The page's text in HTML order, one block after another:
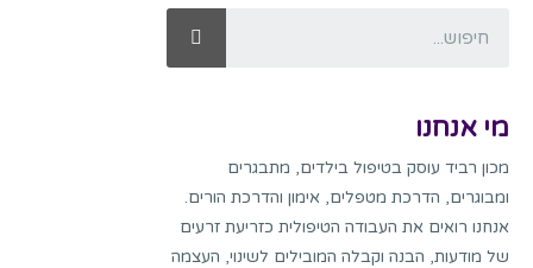
מי אנחנו
מכון רביד עוסק בטיפול בילדים, מתבגרים
ומבוגרים, הדרכת מטפלים, אימון והדרכת הורים.
אנחנו רואים את העבודה הטיפולית כזריעת זרעים
של מודעות, הבנה וקבלה המובילים לשינוי, העצמה